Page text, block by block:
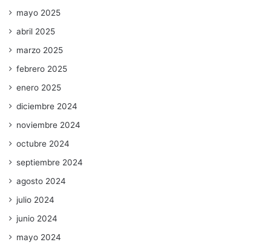
mayo 2025
abril 2025
marzo 2025
febrero 2025
enero 2025
diciembre 2024
noviembre 2024
octubre 2024
septiembre 2024
agosto 2024
julio 2024
junio 2024
mayo 2024